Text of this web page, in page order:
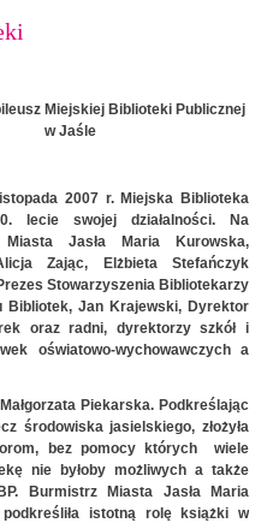
Miejskiej Biblioteki Publicznej
w Jaśle
2007 r. Miejska Biblioteka
lecie swojej działalności. Na
Jasła Maria Kurowska,
Zając, Elżbieta Stefańczyk
Stowarzyszenia Bibliotekarzy
Bibliotek, Jan Krajewski, Dyrektor
oraz radni, dyrektorzy szkół i
oświatowo-wychowawczych a
Piekarska. Podkreślając
środowiska jasielskiego, złożyła
bez pomocy których wiele
nie byłoby możliwych a także
Burmistrz Miasta Jasła Maria
istotną rolę książki w